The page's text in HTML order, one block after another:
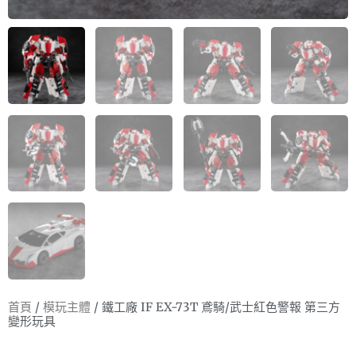
首頁 / 模玩主體 / 鐵工廠 IF EX-73T 鳶騎/武士紅色警報 第三方
變形玩具